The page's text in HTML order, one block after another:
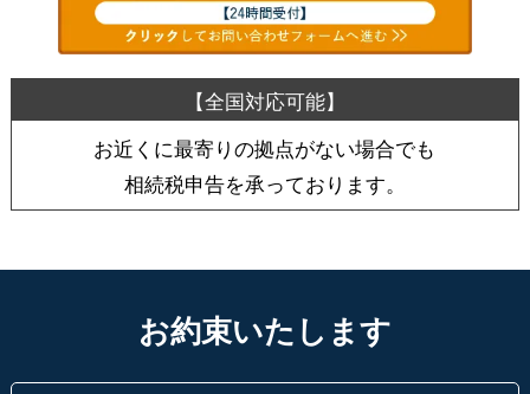
お近くに最寄りの拠点がない場合でも
相続税申告を承っております。
お約束いたします